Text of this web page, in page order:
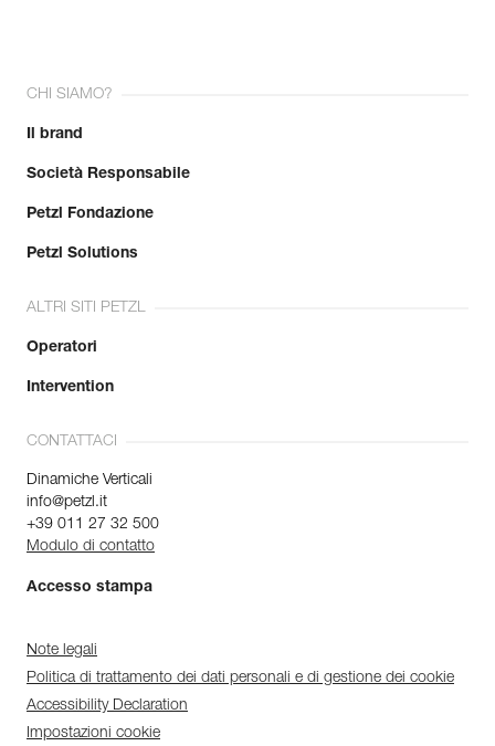
CHI SIAMO?
Il brand
Società Responsabile
Petzl Fondazione
Petzl Solutions
ALTRI SITI PETZL
Operatori
Intervention
CONTATTACI
Dinamiche Verticali
info@petzl.it
+39 011 27 32 500
Modulo di contatto
Accesso stampa
Note legali
Politica di trattamento dei dati personali e di gestione dei cookie
Accessibility Declaration
Impostazioni cookie